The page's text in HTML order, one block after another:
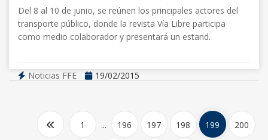
Del 8 al 10 de junio, se reúnen los principales actores del
transporte público, donde la revista Vía Libre participa
como medio colaborador y presentará un estand.
Noticias FFE 19/02/2015
1 ... 196 197 198 199 200